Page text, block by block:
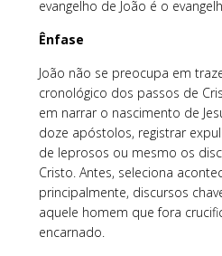
evangelho de João é o
Ênfase
João não se preocupa em
cronológico dos passos de
em narrar o nascimento de
doze apóstolos, registrar
de leprosos ou mesmo os
Cristo. Antes, seleciona
principalmente, discursos
aquele homem que fora
encarnado.